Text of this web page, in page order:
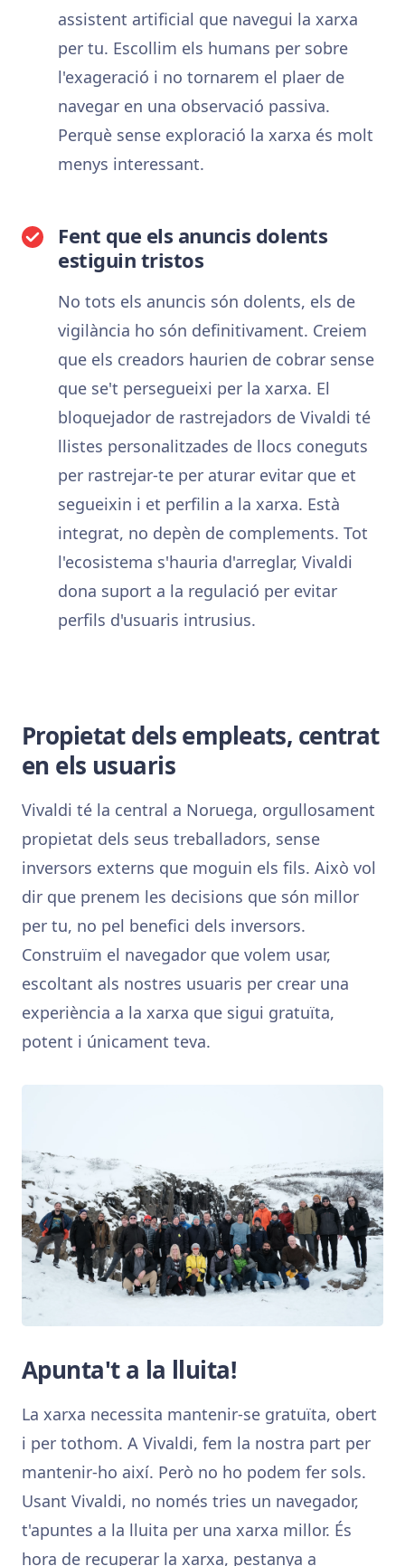
assistent artificial que navegui la xarxa
per tu. Escollim els humans per sobre
l'exageració i no tornarem el plaer de
navegar en una observació passiva.
Perquè sense exploració la xarxa és molt
menys interessant.
Fent que els anuncis dolents
estiguin tristos
No tots els anuncis són dolents, els de
vigilància ho són definitivament. Creiem
que els creadors haurien de cobrar sense
que se't persegueixi per la xarxa. El
bloquejador de rastrejadors de Vivaldi té
llistes personalitzades de llocs coneguts
per rastrejar-te per aturar evitar que et
segueixin i et perfilin a la xarxa. Està
integrat, no depèn de complements. Tot
l'ecosistema s'hauria d'arreglar, Vivaldi
dona suport a la regulació per evitar
perfils d'usuaris intrusius.
Propietat dels empleats, centrat
en els usuaris
Vivaldi té la central a Noruega, orgullosament
propietat dels seus treballadors, sense
inversors externs que moguin els fils. Això vol
dir que prenem les decisions que són millor
per tu, no pel benefici dels inversors.
Construïm el navegador que volem usar,
escoltant als nostres usuaris per crear una
experiència a la xarxa que sigui gratuïta,
potent i únicament teva.
Apunta't a la lluita!
La xarxa necessita mantenir-se gratuïta, obert
i per tothom. A Vivaldi, fem la nostra part per
mantenir-ho així. Però no ho podem fer sols.
Usant Vivaldi, no només tries un navegador,
t'apuntes a la lluita per una xarxa millor. És
hora de recuperar la xarxa, pestanya a